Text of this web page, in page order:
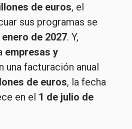
de euros, el
sus programas se
enero de 2027. Y,
empresas y
una facturación anual
de euros, la fecha
en el 1 de julio de